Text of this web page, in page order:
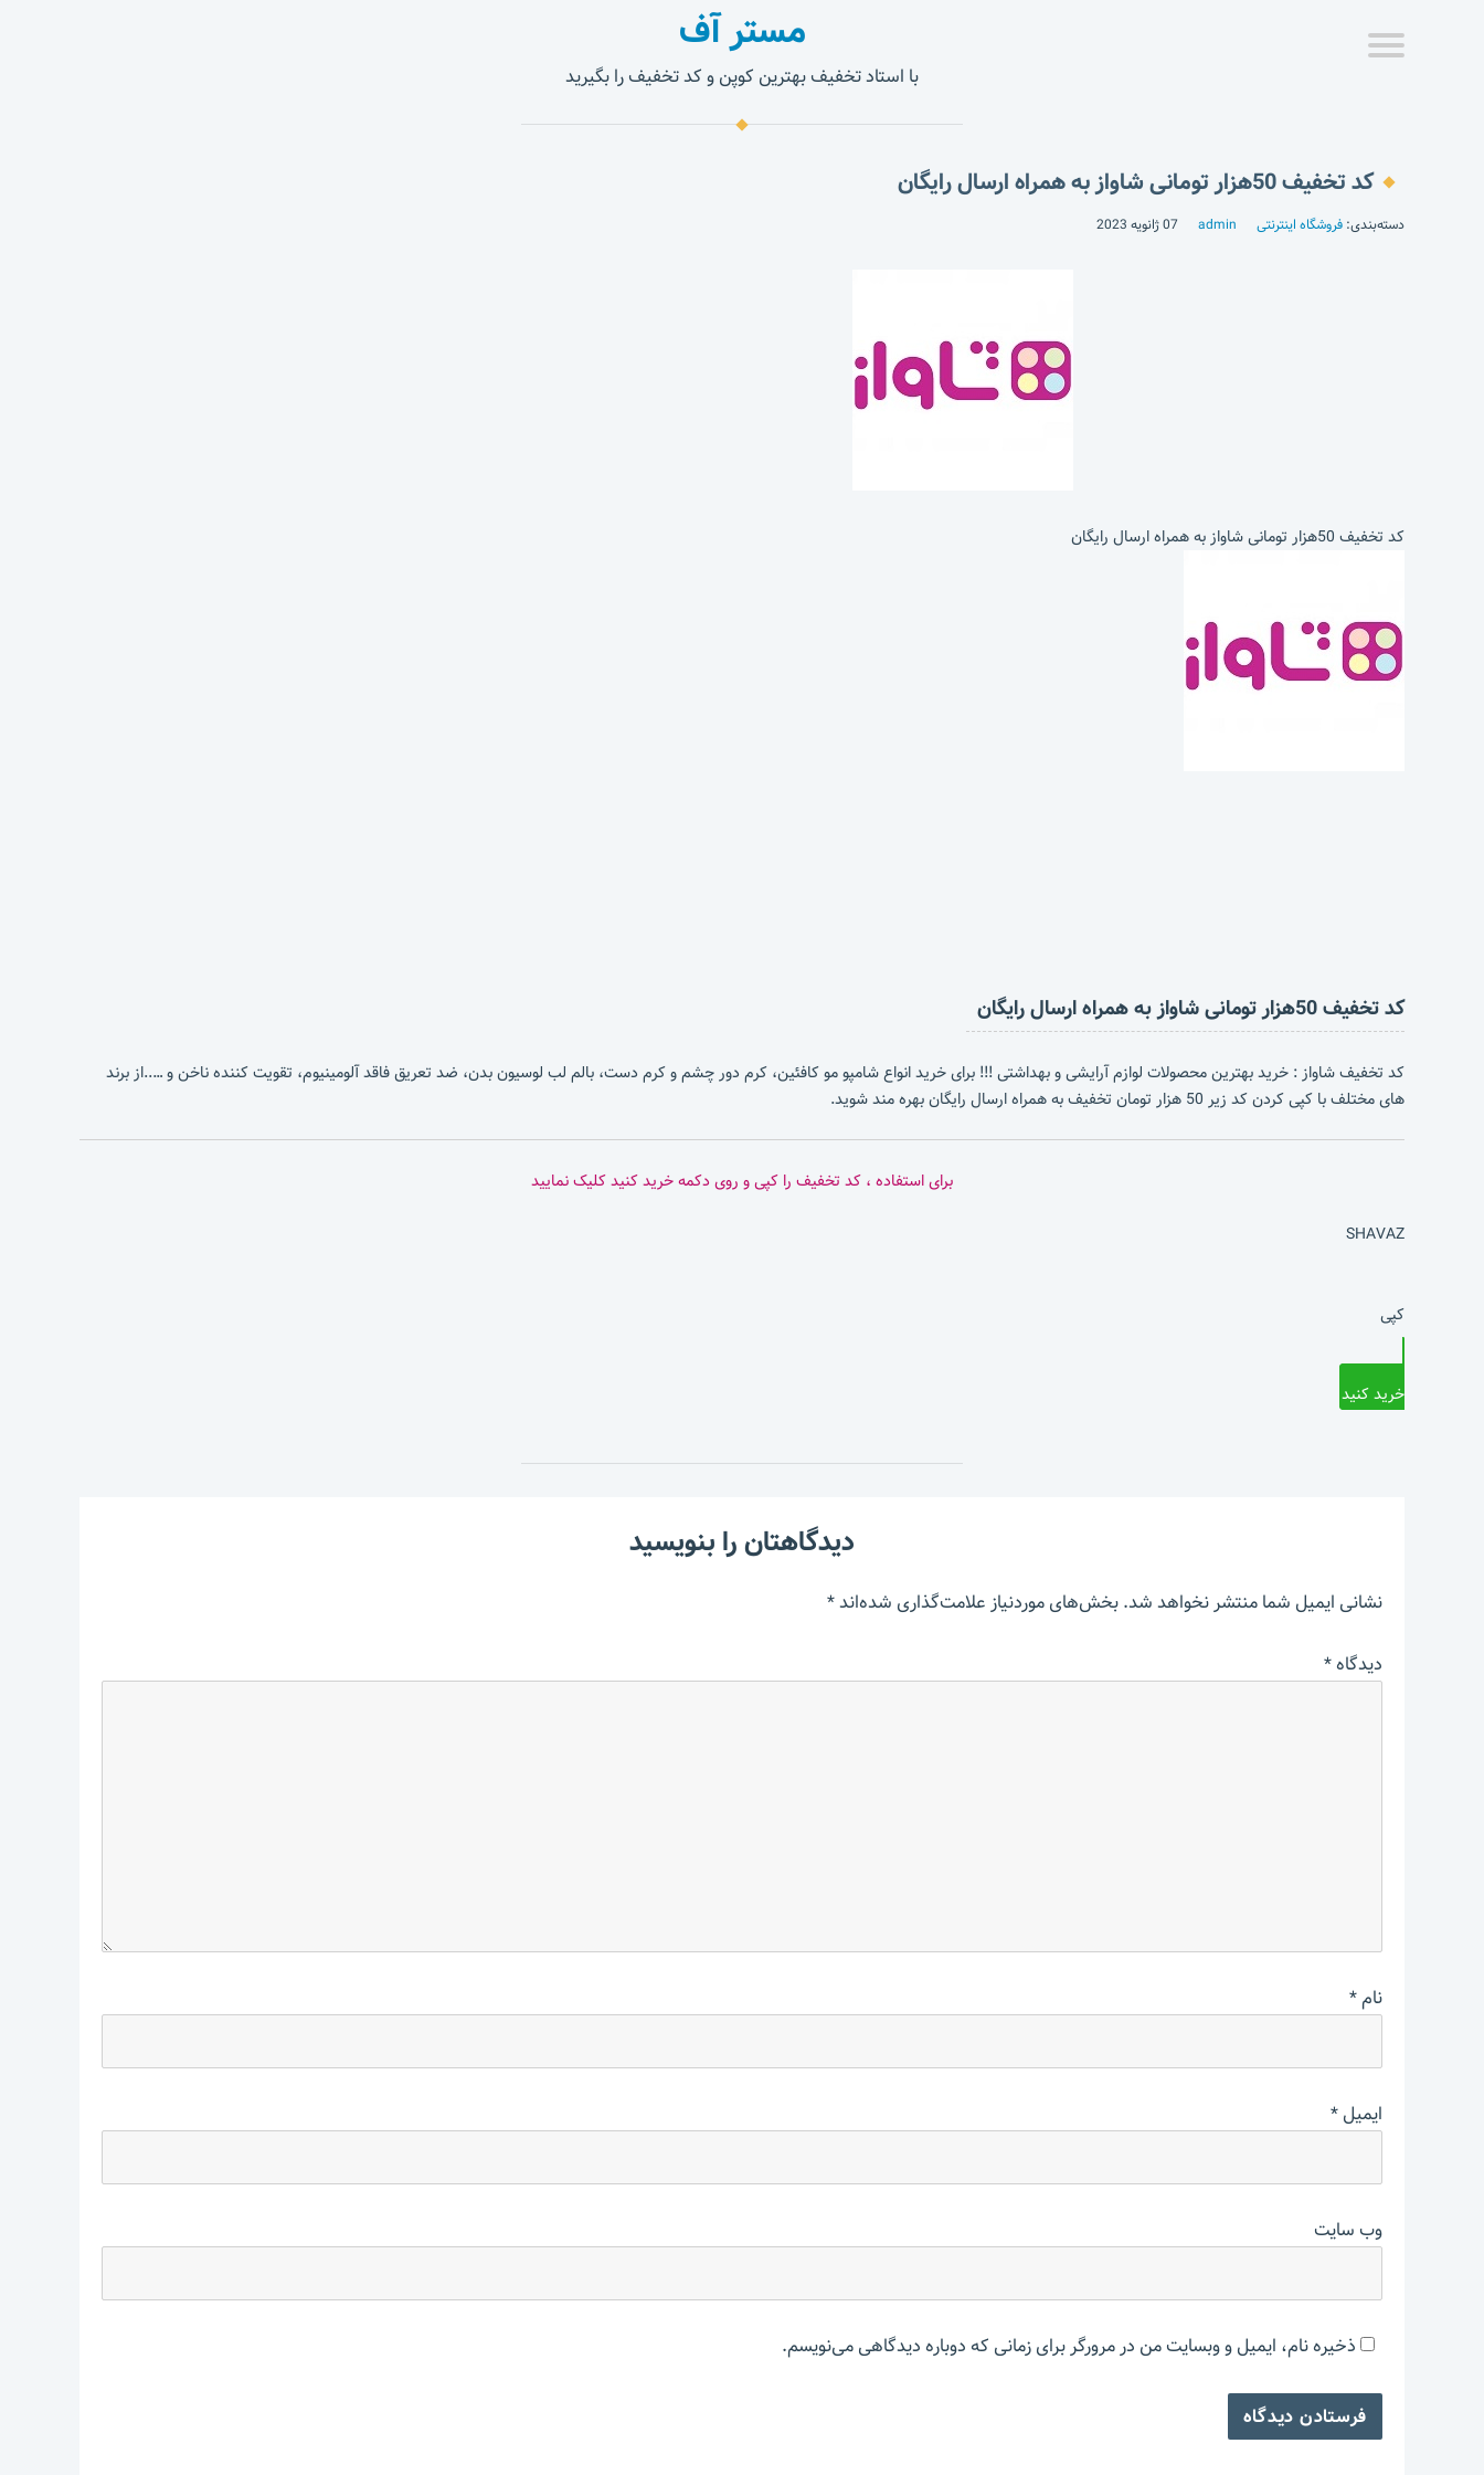
مستر آف
با استاد تخفیف بهترین کوپن و کد تخفیف را بگیرید
کد تخفیف 50هزار تومانی شاواز به همراه ارسال رایگان
دسته‌بندی: فروشگاه اینترنتی admin 07 ژانویه 2023
کد تخفیف 50هزار تومانی شاواز به همراه ارسال رایگان
کد تخفیف 50هزار تومانی شاواز به همراه ارسال رایگان
کد تخفیف شاواز : خرید بهترین محصولات لوازم آرایشی و بهداشتی !!! برای خرید انواع شامپو مو کافئین، کرم دور چشم و کرم دست، بالم لب لوسیون بدن، ضد تعریق فاقد آلومینیوم، تقویت کننده ناخن و …..از برند
های مختلف با کپی کردن کد زیر 50 هزار تومان تخفیف به همراه ارسال رایگان بهره مند شوید.
برای استفاده ، کد تخفیف را کپی و روی دکمه خرید کنید کلیک نمایید
SHAVAZ
کپی
خرید کنید
دیدگاهتان را بنویسید
نشانی ایمیل شما منتشر نخواهد شد.بخش‌های موردنیاز علامت‌گذاری شده‌اند*
دیدگاه*
نام*
ایمیل*
وب‌ سایت
ذخیره نام، ایمیل و وبسایت من در مرورگر برای زمانی که دوباره دیدگاهی می‌نویسم.